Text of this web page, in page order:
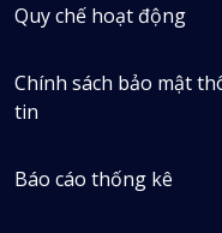
Quy chế hoạt động
Chính sách bảo mật
tin
Báo cáo thống kê